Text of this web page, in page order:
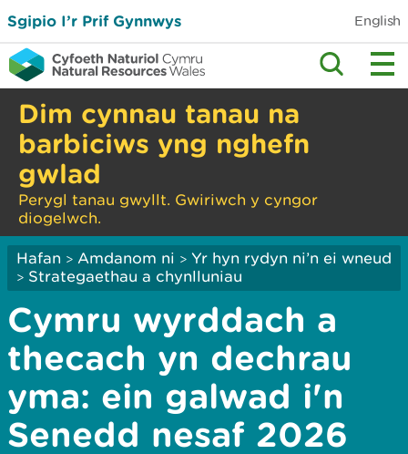
Sgipio I’r Prif Gynnwys English
Dim cynnau tanau na
barbiciws yng nghefn
gwlad
Perygl tanau gwyllt. Gwiriwch y cyngor
diogelwch.
Hafan > Amdanom ni > Yr hyn rydyn ni’n ei wneud
> Strategaethau a chynlluniau
Cymru wyrddach a
thecach yn dechrau
yma: ein galwad i'n
Senedd nesaf 2026